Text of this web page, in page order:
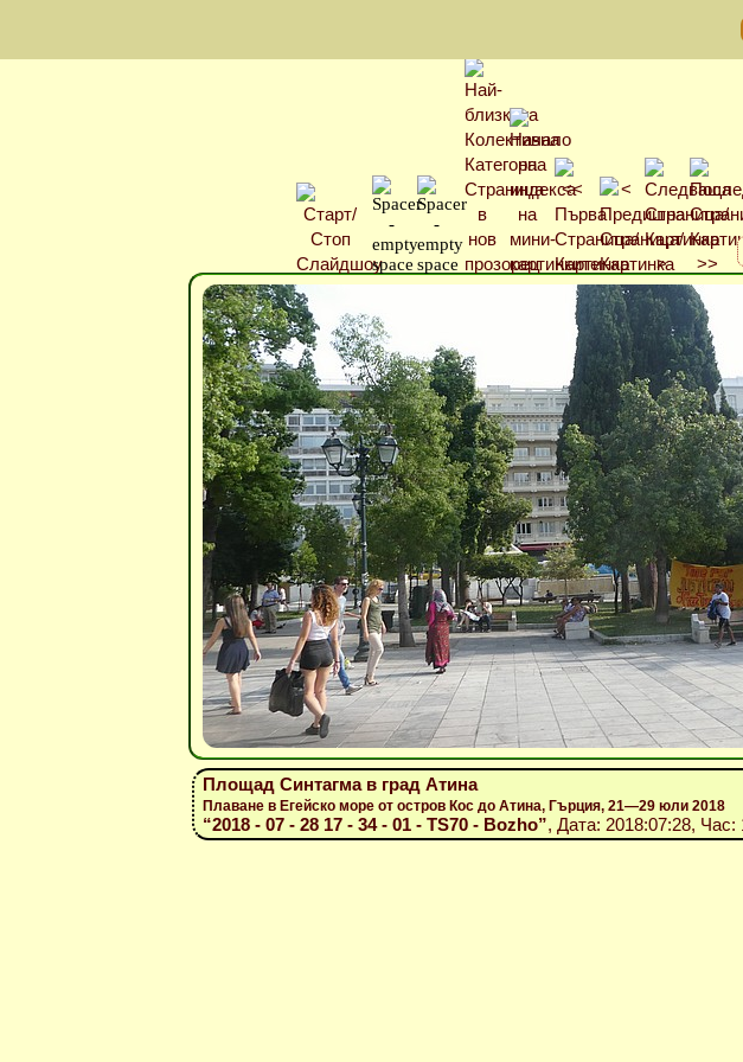
Площад Синтагма в град Атина
Плаване в Егейско море от остров Кос до Атина, Гърция, 21—29 юли 2018
“2018 - 07 - 28 17 - 34 - 01 - TS70 - Bozho”, Дата: 2018:07:28,